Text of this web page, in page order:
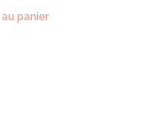
panier